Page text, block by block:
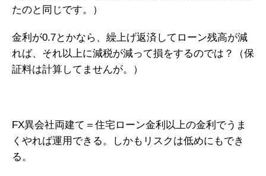
たのと同じです。）
金利が0.7とかなら、繰上げ返済してローン残高が減
れば、それ以上に減税が減って損をするのでは？（保
証料は計算してませんが。）
FX異会社両建て＝住宅ローン金利以上の金利でうま
くやれば運用できる。しかもリスクは低めにもでき
る。